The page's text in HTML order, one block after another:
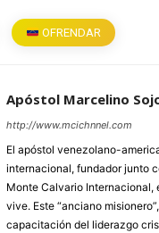
OFRENDAR
Apóstol Marcelino
http://www.mcichnnel.com
El apóstol venezolano-
internacional, fundador junto
Monte Calvario Internacional,
vive. Este “anciano
capacitación del liderazgo